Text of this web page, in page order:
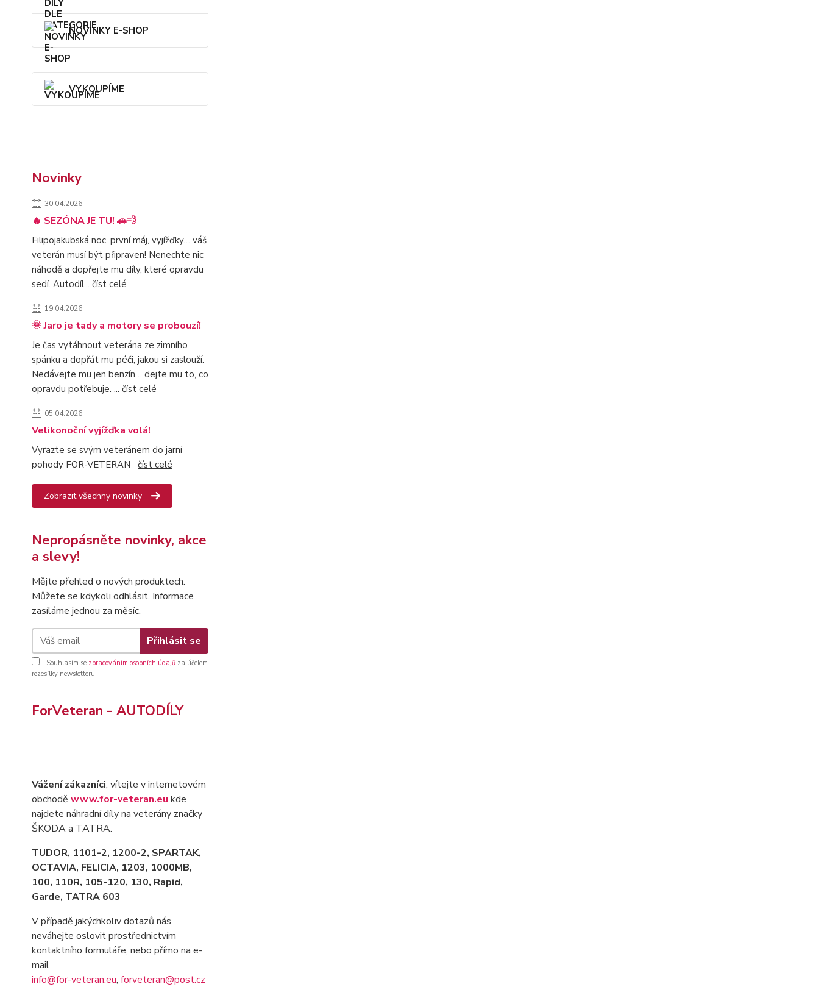
NOVINKY E-SHOP
VYKOUPÍME
Novinky
30.04.2026
🔥 SEZÓNA JE TU! 🚗💨
Filipojakubská noc, první máj, vyjížďky… váš
veterán musí být připraven! Nenechte nic
náhodě a dopřejte mu díly, které opravdu
sedí. Autodíl... číst celé
19.04.2026
🌞 Jaro je tady a motory se probouzí!
Je čas vytáhnout veterána ze zimního
spánku a dopřát mu péči, jakou si zaslouží.
Nedávejte mu jen benzín… dejte mu to, co
opravdu potřebuje. ... číst celé
05.04.2026
Velikonoční vyjížďka volá!
Vyrazte se svým veteránem do jarní
pohody FOR-VETERAN číst celé
Zobrazit všechny novinky
Nepropásněte novinky, akce
a slevy!
Mějte přehled o nových produktech.
Můžete se kdykoli odhlásit. Informace
zasíláme jednou za měsíc.
Přihlásit se
Souhlasím se zpracováním osobních údajů za účelem
rozesílky newsletteru.
ForVeteran - AUTODÍLY
Vážení zákazníci, vítejte v internetovém
obchodě www.for-veteran.eu kde
najdete náhradní díly na veterány značky
ŠKODA a TATRA.
TUDOR, 1101-2, 1200-2, SPARTAK,
OCTAVIA, FELICIA, 1203, 1000MB,
100, 110R, 105-120, 130, Rapid,
Garde, TATRA 603
V případě jakýchkoliv dotazů nás
neváhejte oslovit prostřednictvím
kontaktního formuláře, nebo přímo na e-
mail
info@for-veteran.eu, forveteran@post.cz